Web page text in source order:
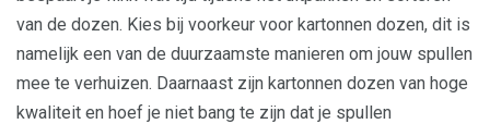
van de dozen. Kies bij voorkeur voor kartonnen dozen, dit is
namelijk een van de duurzaamste manieren om jouw spullen
mee te verhuizen. Daarnaast zijn kartonnen dozen van hoge
kwaliteit en hoef je niet bang te zijn dat je spullen